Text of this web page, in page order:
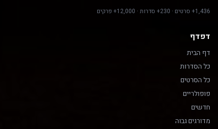
1,436+ סרטים · 230+ סדרות · 12,000+ פרקים
דפדף
דף הבית
כל הסדרות
כל הסרטים
פופולריים
חדשים
מדורגים גבוה